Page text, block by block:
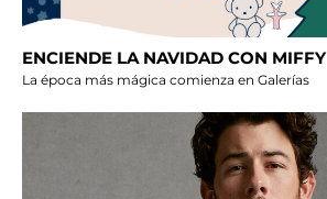
ENCIENDE LA NAVIDAD CON MIFFY
La época más mágica comienza en Galerías